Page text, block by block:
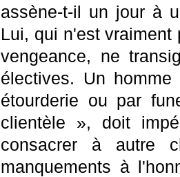
assène-t-il un jour à
Lui, qui n'est
vengeance, ne
électives. Un
étourderie ou par
clientèle », doit
consacrer à autre
manquements à